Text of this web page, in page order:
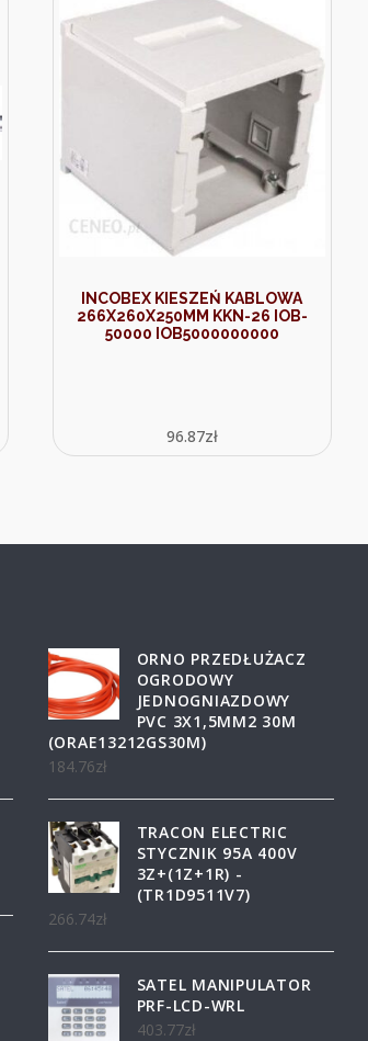
INCOBEX KIESZEŃ KABLOWA
266X260X250MM KKN-26 IOB-
50000 IOB5000000000
96.87zł
ORNO PRZEDŁUŻACZ
OGRODOWY
JEDNOGNIAZDOWY
PVC 3X1,5MM2 30M
(ORAE13212GS30M)
184.76zł
TRACON ELECTRIC
STYCZNIK 95A 400V
3Z+(1Z+1R) -
(TR1D9511V7)
266.74zł
SATEL MANIPULATOR
PRF-LCD-WRL
403.77zł